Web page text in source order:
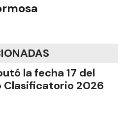
la fecha 17 del
Clasificatorio 2026